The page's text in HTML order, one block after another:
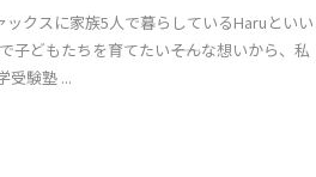
クスに家族5人で暮らしているHaruといい
どもたちを育てたい――そんな想いから、私
受験塾 ...